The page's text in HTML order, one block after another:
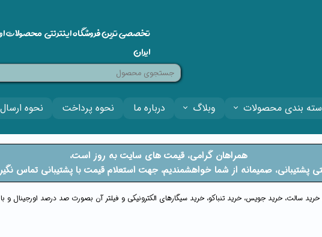
بندی محصولات وبلاگ درباره ما نحوه پرداخت نحوه ارسال
تخصصی ترین فروشگاه اینترنتی محصولات
ایران
خرید سالت، خرید جویس، خرید تنباکو، خرید سیگارهای الکترونیکی و فیلتر آن بصورت صد درصد اورجینال و
​​همراهان گرامی، قیمت های سایت به روز است،
پشتیبانی، صمیمانه از شما خواهشمندیم، جهت استعلام قیمت با پشتیبانی تماس